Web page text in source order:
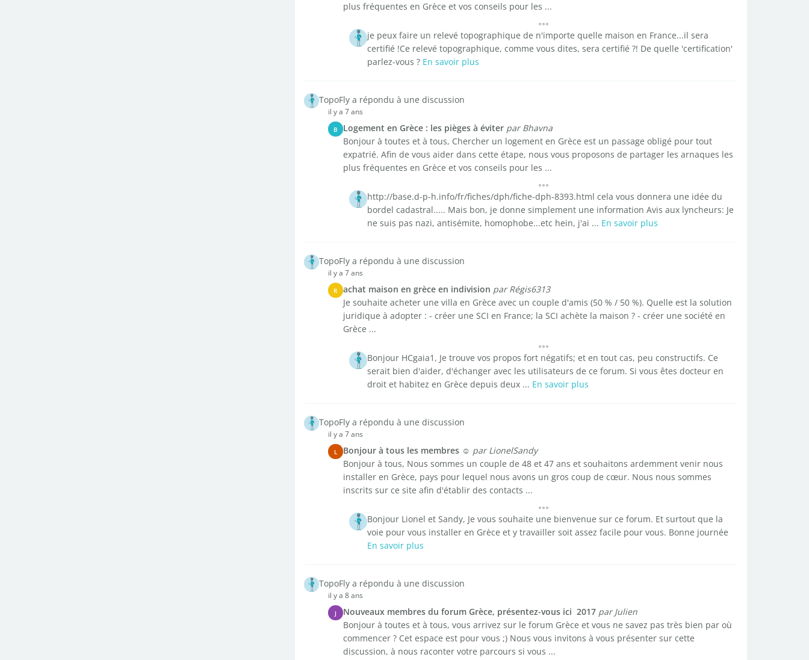
plus fréquentes en Grèce et vos conseils pour les ...
je peux faire un relevé topographique de n'importe quelle maison en France...il sera
certifié !Ce relevé topographique, comme vous dites, sera certifié ?! De quelle 'certification'
parlez-vous ? En savoir plus
TopoFly a répondu à une discussion
il y a 7 ans
B Logement en Grèce : les pièges à éviter par Bhavna
Bonjour à toutes et à tous, Chercher un logement en Grèce est un passage obligé pour tout
expatrié. Afin de vous aider dans cette étape, nous vous proposons de partager les arnaques les
plus fréquentes en Grèce et vos conseils pour les ...
http://base.d-p-h.info/fr/fiches/dph/fiche-dph-8393.html cela vous donnera une idée du
bordel cadastral..... Mais bon, je donne simplement une information Avis aux lyncheurs: Je
ne suis pas nazi, antisémite, homophobe...etc hein, j'ai ... En savoir plus
TopoFly a répondu à une discussion
il y a 7 ans
R achat maison en grèce en indivision par Régis6313
Je souhaite acheter une villa en Grèce avec un couple d'amis (50 % / 50 %). Quelle est la solution
juridique à adopter : - créer une SCI en France; la SCI achète la maison ? - créer une société en
Grèce ...
Bonjour HCgaia1, Je trouve vos propos fort négatifs; et en tout cas, peu constructifs. Ce
serait bien d'aider, d'échanger avec les utilisateurs de ce forum. Si vous êtes docteur en
droit et habitez en Grèce depuis deux ... En savoir plus
TopoFly a répondu à une discussion
il y a 7 ans
L Bonjour à tous les membres ☺️ par LionelSandy
Bonjour à tous, Nous sommes un couple de 48 et 47 ans et souhaitons ardemment venir nous
installer en Grèce, pays pour lequel nous avons un gros coup de cœur. Nous nous sommes
inscrits sur ce site afin d'établir des contacts ...
Bonjour Lionel et Sandy, Je vous souhaite une bienvenue sur ce forum. Et surtout que la
voie pour vous installer en Grèce et y travailler soit assez facile pour vous. Bonne journée
En savoir plus
TopoFly a répondu à une discussion
il y a 8 ans
J Nouveaux membres du forum Grèce, présentez-vous ici  2017 par Julien
Bonjour à toutes et à tous, vous arrivez sur le forum Grèce et vous ne savez pas très bien par où
commencer ? Cet espace est pour vous ;) Nous vous invitons à vous présenter sur cette
discussion, à nous raconter votre parcours si vous ...